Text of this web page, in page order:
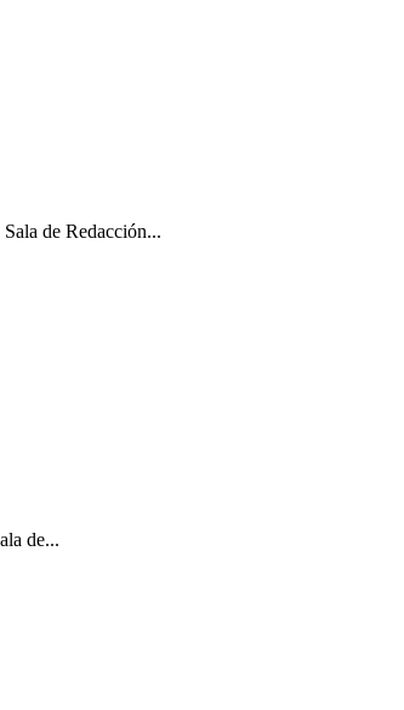
de Redacción...
de...